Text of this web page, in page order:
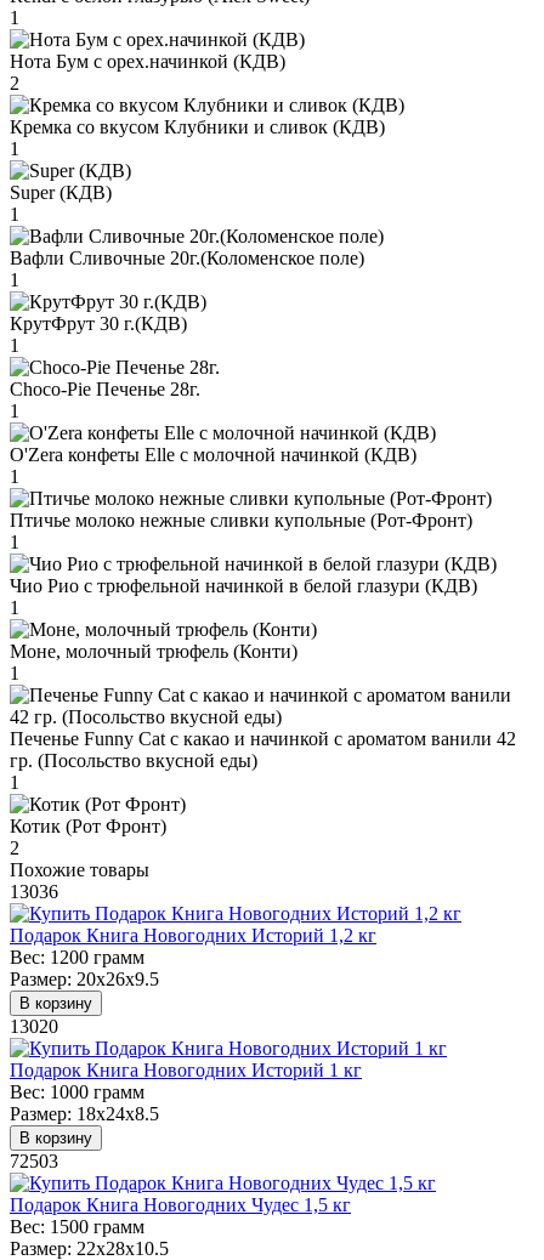
1
Нота Бум с орех.начинкой (КДВ)
2
Кремка со вкусом Клубники и сливок (КДВ)
1
Super (КДВ)
1
Вафли Сливочные 20г.(Коломенское поле)
1
КрутФрут 30 г.(КДВ)
1
Choco-Pie Печенье 28г.
1
O'Zera конфеты Elle с молочной начинкой (КДВ)
1
Птичье молоко нежные сливки купольные (Рот-Фронт)
1
Чио Рио с трюфельной начинкой в белой глазури (КДВ)
1
Моне, молочный трюфель (Конти)
1
Печенье Funny Сat с какао и начинкой с ароматом ванили 42
гр. (Посольство вкусной еды)
1
Котик (Рот Фронт)
2
Похожие товары
13036
Подарок Книга Новогодних Историй 1,2 кг
Вес: 1200 грамм
Размер: 20х26х9.5
В корзину
13020
Подарок Книга Новогодних Историй 1 кг
Вес: 1000 грамм
Размер: 18х24х8.5
В корзину
72503
Подарок Книга Новогодних Чудес 1,5 кг
Вес: 1500 грамм
Размер: 22х28х10.5